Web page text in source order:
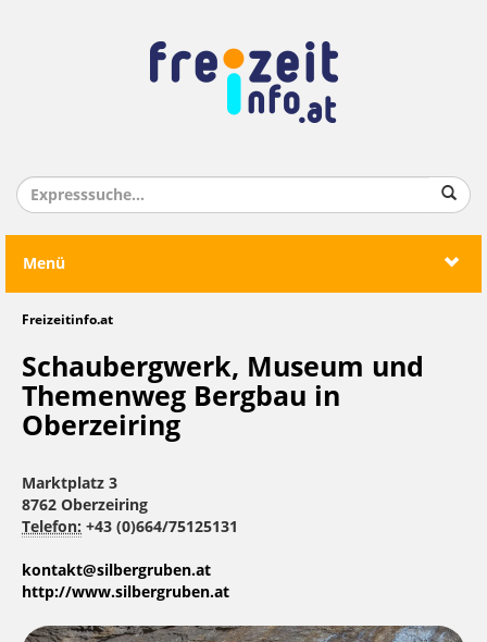
Menü
Freizeitinfo.at
Schaubergwerk, Museum und
Themenweg Bergbau in
Oberzeiring
Marktplatz 3
8762 Oberzeiring
Telefon: +43 (0)664/75125131
kontakt@silbergruben.at
http://www.silbergruben.at